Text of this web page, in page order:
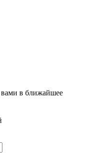
в ближайшее